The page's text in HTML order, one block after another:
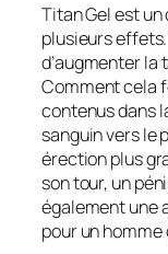
Titan Gel est
plusieurs
d’augmenter la
Comment cela
contenus dans
sanguin vers le
érection plus
son tour, un
également une
pour un